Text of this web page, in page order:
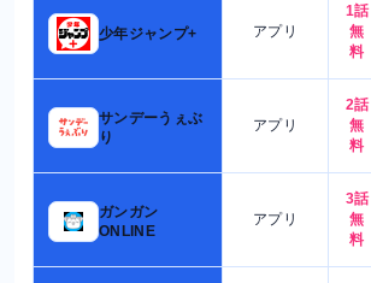
少年ジャンプ+ アプリ
1話
無
料
サンデーうぇぶ
り
アプリ
2話
無
料
ガンガン
ONLINE
アプリ
3話
無
料